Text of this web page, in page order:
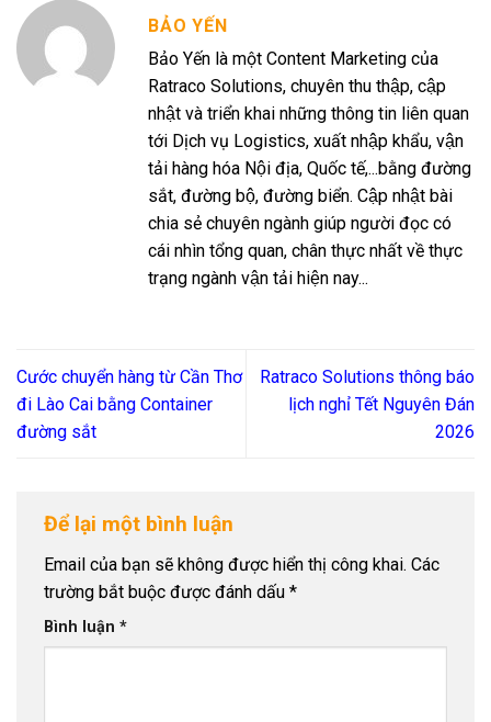
BẢO YẾN
Bảo Yến là một Content Marketing của
Ratraco Solutions, chuyên thu thập, cập
nhật và triển khai những thông tin liên quan
tới Dịch vụ Logistics, xuất nhập khẩu, vận
tải hàng hóa Nội địa, Quốc tế,...bằng đường
sắt, đường bộ, đường biển. Cập nhật bài
chia sẻ chuyên ngành giúp người đọc có
cái nhìn tổng quan, chân thực nhất về thực
trạng ngành vận tải hiện nay...
Cước chuyển hàng từ Cần Thơ
đi Lào Cai bằng Container
đường sắt
Ratraco Solutions thông báo
lịch nghỉ Tết Nguyên Đán
2026
Để lại một bình luận
Email của bạn sẽ không được hiển thị công khai. Các
trường bắt buộc được đánh dấu *
Bình luận *